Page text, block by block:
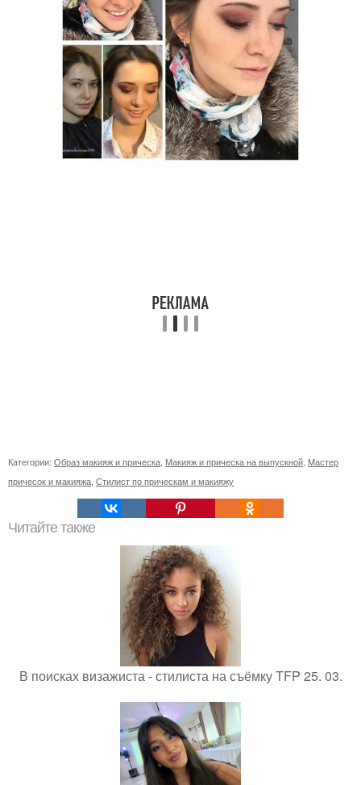
Категории: Образ макияж и прическа Макияж и прическа на выпускной Мастер
причесок и макияжа Стилист по прическам и макияжу
Читайте также
В поисках визажиста - стилиста на съёмку TFP 25. 03.